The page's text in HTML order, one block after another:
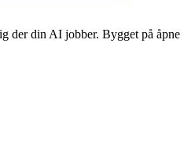
din AI jobber. Bygget på åpne